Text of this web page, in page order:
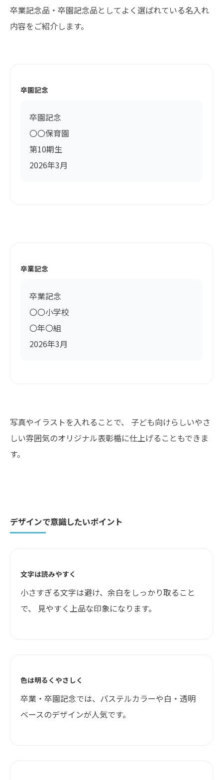
卒業記念品・卒園記念品としてよく選ばれている名入れ
内容をご紹介します。
卒園記念
卒園記念
〇〇保育園
第10期生
2026年3月
卒業記念
卒業記念
〇〇小学校
〇年〇組
2026年3月
写真やイラストを入れることで、 子ども向けらしいやさ
しい雰囲気のオリジナル表彰楯に仕上げることもできま
す。
デザインで意識したいポイント
文字は読みやすく
小さすぎる文字は避け、余白をしっかり取ること
で、 見やすく上品な印象になります。
色は明るくやさしく
卒業・卒園記念では、パステルカラーや白・透明
ベースのデザインが人気です。